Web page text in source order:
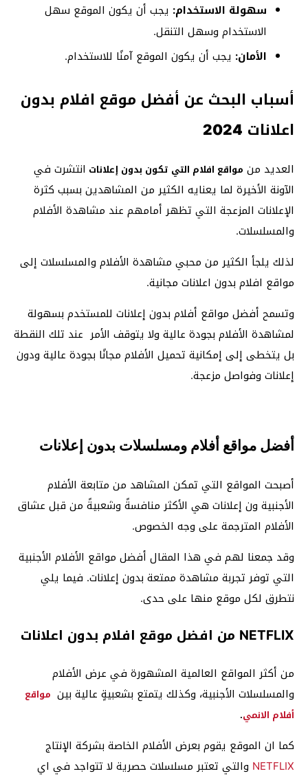
سهولة الاستخدام: يجب أن يكون الموقع سهل
الاستخدام وسهل التنقل.
الأمان: يجب أن يكون الموقع آمنًا للاستخدام.
أسباب البحث عن أفضل موقع افلام بدون
اعلانات 2024
العديد من مواقع افلام التي تكون بدون إعلانات انتشرت في
الآونة الأخيرة لما يعنايه الكثير من المشاهدين بسبب كثرة
الإعلانات المزعجة التي تظهر أمامهم عند مشاهدة الأفلام
والمسلسلات.
لذلك يلجأ الكثير من محبي مشاهدة الأفلام والمسلسلات إلى
مواقع افلام بدون اعلانات مجانية.
وتسمح أفضل مواقع أفلام بدون إعلانات للمستخدم بسهولة
لمشاهدة الأفلام بجودة عالية ولا يتوقف الأمر عند تلك النقطة
بل يتخطى إلى إمكانية تحميل الأفلام مجانًا بجودة عالية ودون
إعلانات وفواصل مزعجة.
أفضل مواقع أفلام ومسلسلات بدون إعلانات
أصبحت المواقع التي تمكن المشاهد من متابعة الأفلام
الأجنبية ون إعلانات هي الأكثر منافسةً وشعبيةً من قبل عشاق
الأفلام المترجمة على وجه الخصوص.
وقد جمعنا لهم في هذا المقال أفضل مواقع الأفلام الأجنبية
التي توفر تجربة مشاهدة ممتعة بدون إعلانات. فيما يلي
نتطرق لكل موقع منها على حدى.
NETFLIX من افضل موقع افلام بدون اعلانات
من أكثر المواقع العالمية المشهورة في عرض الأفلام
والمسلسلات الأجنبية، وكذلك يتمتع بشعبيةٍ عالية بين مواقع
أفلام الانمي.
كما ان الموقع يقوم بعرض الأفلام الخاصة بشركة الإنتاج
NETFLIX والتي تعتبر مسلسلات حصرية لا تتواجد في اي